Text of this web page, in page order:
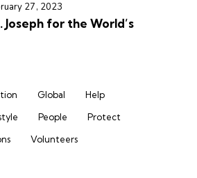
27, 2023
for the World’s
Global
Help
People
Protect
Volunteers